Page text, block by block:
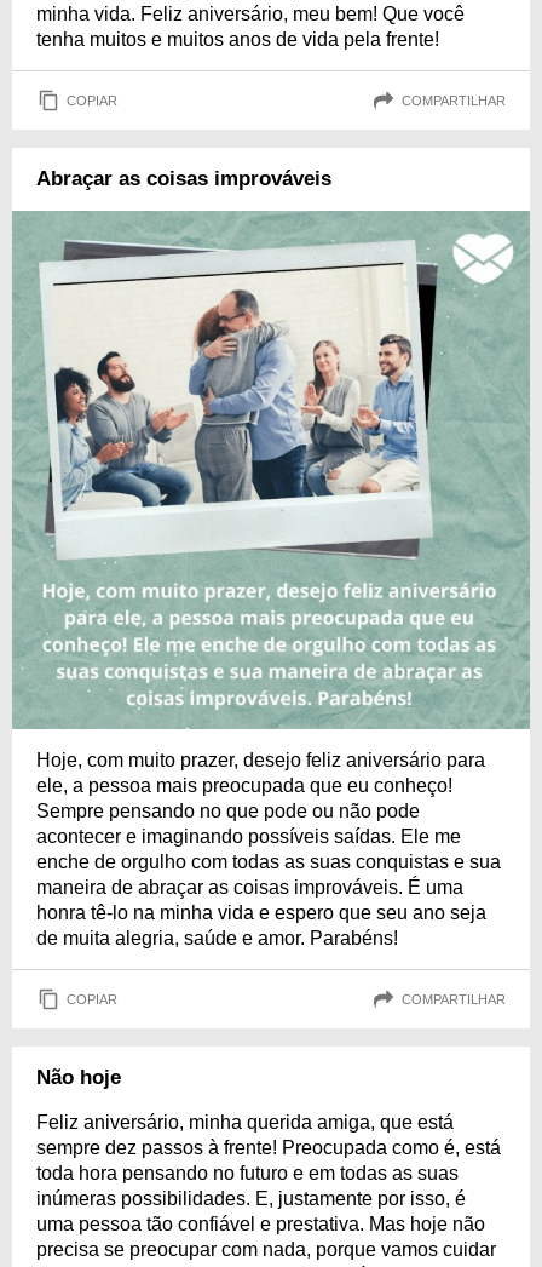
minha vida. Feliz aniversário, meu bem! Que você
tenha muitos e muitos anos de vida pela frente!
COPIAR COMPARTILHAR
Abraçar as coisas improváveis
Hoje, com muito prazer, desejo feliz aniversário para
ele, a pessoa mais preocupada que eu conheço!
Sempre pensando no que pode ou não pode
acontecer e imaginando possíveis saídas. Ele me
enche de orgulho com todas as suas conquistas e sua
maneira de abraçar as coisas improváveis. É uma
honra tê-lo na minha vida e espero que seu ano seja
de muita alegria, saúde e amor. Parabéns!
COPIAR COMPARTILHAR
Não hoje
Feliz aniversário, minha querida amiga, que está
sempre dez passos à frente! Preocupada como é, está
toda hora pensando no futuro e em todas as suas
inúmeras possibilidades. E, justamente por isso, é
uma pessoa tão confiável e prestativa. Mas hoje não
precisa se preocupar com nada, porque vamos cuidar